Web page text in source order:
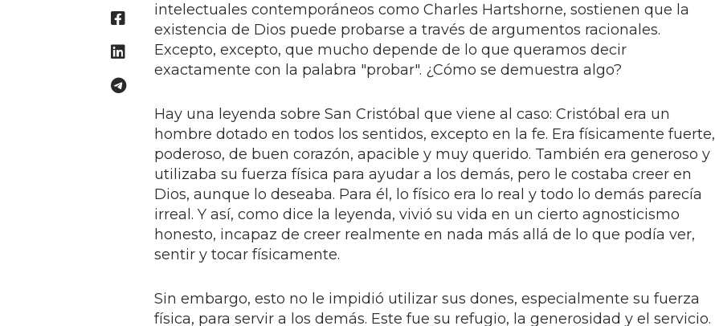
intelectuales contemporáneos como Charles Hartshorne, sostienen que la
existencia de Dios puede probarse a través de argumentos racionales.
Excepto, excepto, que mucho depende de lo que queramos decir
exactamente con la palabra "probar". ¿Cómo se demuestra algo?
Hay una leyenda sobre San Cristóbal que viene al caso: Cristóbal era un
hombre dotado en todos los sentidos, excepto en la fe. Era físicamente fuerte,
poderoso, de buen corazón, apacible y muy querido. También era generoso y
utilizaba su fuerza física para ayudar a los demás, pero le costaba creer en
Dios, aunque lo deseaba. Para él, lo físico era lo real y todo lo demás parecía
irreal. Y así, como dice la leyenda, vivió su vida en un cierto agnosticismo
honesto, incapaz de creer realmente en nada más allá de lo que podía ver,
sentir y tocar físicamente.
Sin embargo, esto no le impidió utilizar sus dones, especialmente su fuerza
física, para servir a los demás. Este fue su refugio, la generosidad y el servicio.